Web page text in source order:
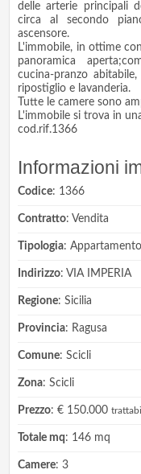
delle arterie principali
circa al secondo
ascensore.
L'immobile, in ottime
panoramica
cucina-pranzo
ripostiglio e lavanderia.
Tutte le camere sono
L'immobile si trova in
cod.rif.1366
Informazioni
Codice: 1366
Contratto: Vendita
Tipologia: Appartamento
Indirizzo: VIA IMPERIA
Regione: Sicilia
Provincia: Ragusa
Comune: Scicli
Zona: Scicli
Prezzo: € 150.000
Totale mq: 146 mq
Camere: 3